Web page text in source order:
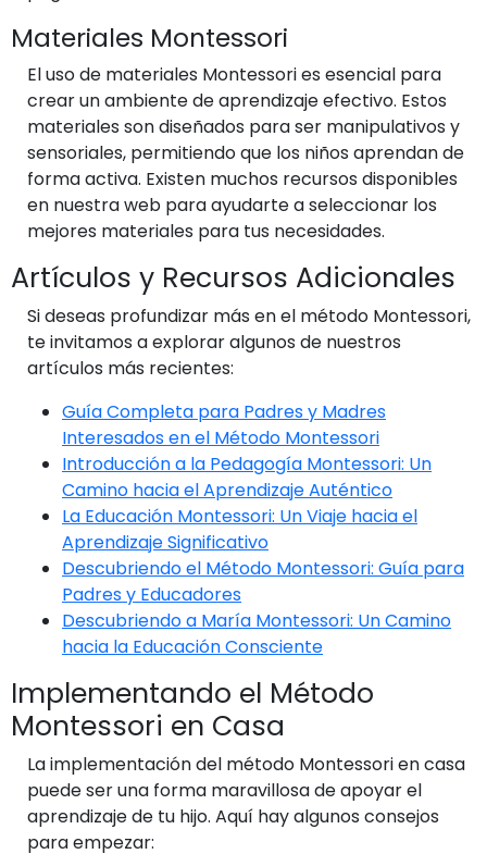
Materiales Montessori
El uso de materiales Montessori es esencial para
crear un ambiente de aprendizaje efectivo. Estos
materiales son diseñados para ser manipulativos y
sensoriales, permitiendo que los niños aprendan de
forma activa. Existen muchos recursos disponibles
en nuestra web para ayudarte a seleccionar los
mejores materiales para tus necesidades.
Artículos y Recursos Adicionales
Si deseas profundizar más en el método Montessori,
te invitamos a explorar algunos de nuestros
artículos más recientes:
Guía Completa para Padres y Madres
Interesados en el Método Montessori
Introducción a la Pedagogía Montessori: Un
Camino hacia el Aprendizaje Auténtico
La Educación Montessori: Un Viaje hacia el
Aprendizaje Significativo
Descubriendo el Método Montessori: Guía para
Padres y Educadores
Descubriendo a María Montessori: Un Camino
hacia la Educación Consciente
Implementando el Método
Montessori en Casa
La implementación del método Montessori en casa
puede ser una forma maravillosa de apoyar el
aprendizaje de tu hijo. Aquí hay algunos consejos
para empezar: